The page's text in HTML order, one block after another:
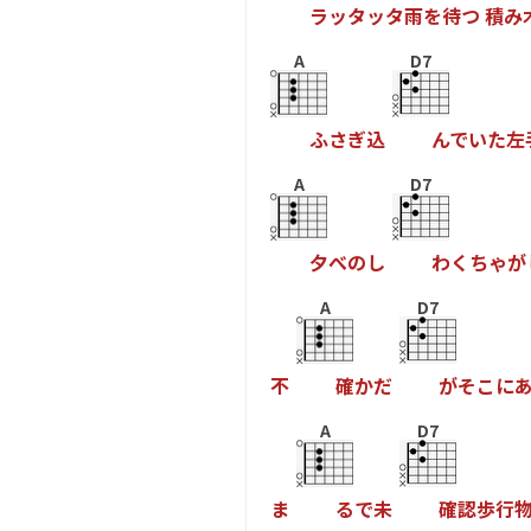
ラッタッタ雨を待つ 積み
A
ふさぎ込
D7
んでいた左
A
夕べのし
D7
わく ちゃが
不
A
確かだ
D7
がそこ に
ま
A
るで未
D7
確認歩行